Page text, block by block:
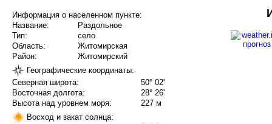
Информация о населенном пункте:
Название:
Раздольное
Тип:
село
Область:
Житомирская
Район:
Житомирский
Географические координаты:
Северная широта:
50° 02'
Восточная долгота:
28° 26'
Высота над уровнем моря:
227 м
Восход и закат солнца: